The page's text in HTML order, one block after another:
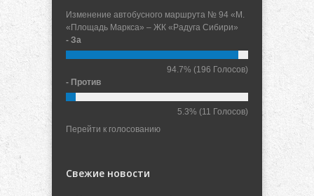
Изменение автобусного маршрута № 94 «М.
«Площадь Маркса» – ЖК «Радуга Сибири»
- За
94.7% (196 Голосов)
- Против
5.3% (11 Голосов)
Перейти к голосованию
Свежие новости